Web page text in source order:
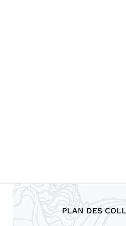
PLAN DES